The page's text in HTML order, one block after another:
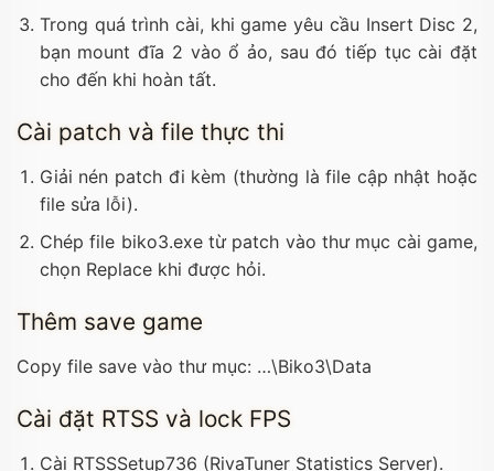
Trong quá trình cài, khi game yêu cầu Insert Disc 2,
bạn mount đĩa 2 vào ổ ảo, sau đó tiếp tục cài đặt
cho đến khi hoàn tất.
Cài patch và file thực thi
Giải nén patch đi kèm (thường là file cập nhật hoặc
file sửa lỗi).
Chép file biko3.exe từ patch vào thư mục cài game,
chọn Replace khi được hỏi.
Thêm save game
Copy file save vào thư mục: …\Biko3\Data
Cài đặt RTSS và lock FPS
Cài RTSSSetup736 (RivaTuner Statistics Server).